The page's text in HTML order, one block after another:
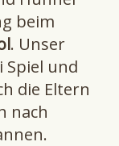
beim
. Unser
Spiel und
die Eltern
nach